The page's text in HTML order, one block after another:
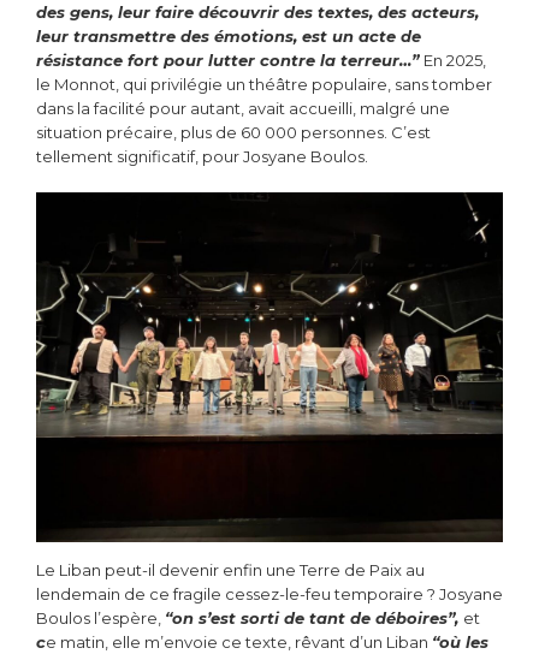
des gens, leur faire découvrir des textes, des acteurs,
leur transmettre des émotions, est un acte de
résistance fort pour lutter contre la terreur…” En 2025,
le Monnot, qui privilégie un théâtre populaire, sans tomber
dans la facilité pour autant, avait accueilli, malgré une
situation précaire, plus de 60 000 personnes. C’est
tellement significatif, pour Josyane Boulos.
Le Liban peut-il devenir enfin une Terre de Paix au
lendemain de ce fragile cessez-le-feu temporaire ? Josyane
Boulos l’espère, “on s’est sorti de tant de déboires”, et
ce matin, elle m’envoie ce texte, rêvant d’un Liban “où les